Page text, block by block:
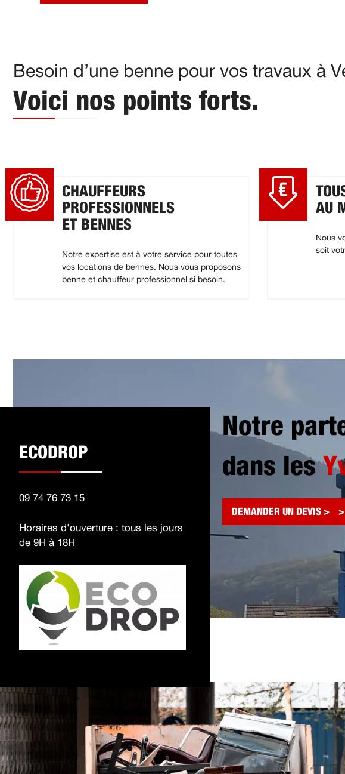
Besoin d’une benne pour vos travaux à
Voici nos points forts.
CHAUFFEURS
PROFESSIONNELS
ET BENNES
Notre expertise est à votre service pour toutes
vos locations de bennes. Nous vous proposons
benne et chauffeur professionnel si besoin.
AU
Nous
soit
ECODROP
09 74 76 73 15
Horaires d'ouverture : tous les jours
de 9H à 18H
Notre
dans les
DEMANDER UN DEVIS >